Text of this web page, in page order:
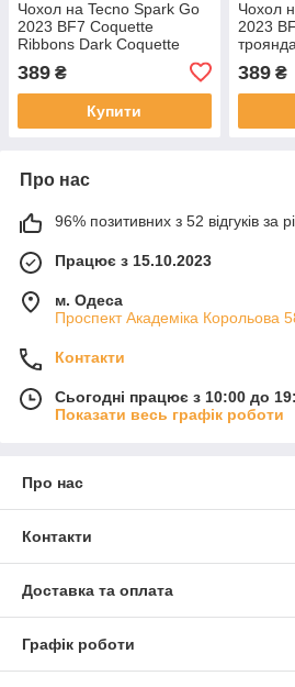
Чохол на Tecno Spark Go
2023 BF7 Coquette
Ribbons Dark Coquette
389 ₴
Купити
Чохол
2023
389₴
Про нас
96% позитивних з 52 відгуків за
Працює з 15.10.2023
м. Одеса
Проспект Академіка Корольова
Контакти
Сьогодні працює з 10:00 до
Показати весь графік роботи
Про нас
Контакти
Доставка та оплата
Графік роботи